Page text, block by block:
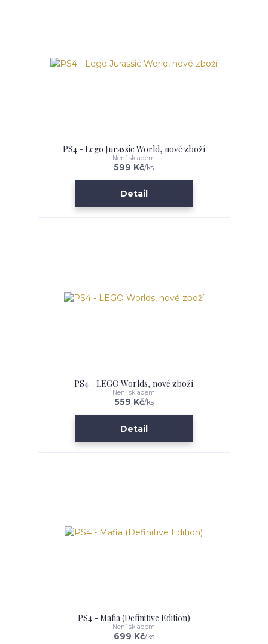
PS4 - Lego Jurassic World, nové zboží
599 Kč/ks
Není skladem
Detail
PS4 - LEGO Worlds, nové zboží
559 Kč/ks
Není skladem
Detail
PS4 - Mafia (Definitive Edition)
699 Kč/ks
Není skladem